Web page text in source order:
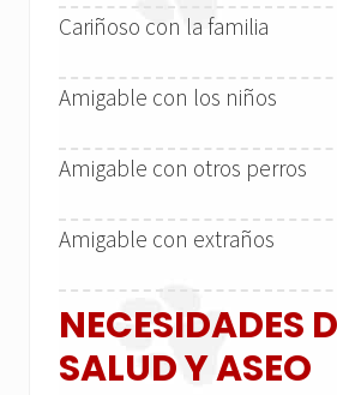
Cariñoso con la familia
Amigable con los niños
Amigable con otros perros
Amigable con extraños
NECESIDADES
SALUD Y ASEO